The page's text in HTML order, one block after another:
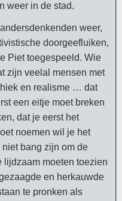
weer in de stad.
weer,
doorgeefluiken,
Piet toegespeeld. Wie
zijn veelal mensen met
en realisme … dat
een eitje moet breken
dat je eerst het
noemen wil je het
bang zijn om de
lijdzaam moeten toezien
en herkauwde
te pronken als